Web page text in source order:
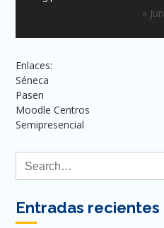
« Jun
Enlaces:
Séneca
Pasen
Moodle Centros
Semipresencial
Entradas recientes